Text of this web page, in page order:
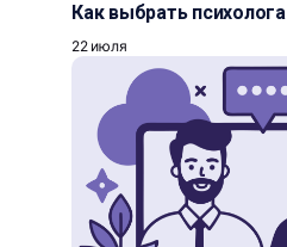
Как выбрать психолога
22 июля